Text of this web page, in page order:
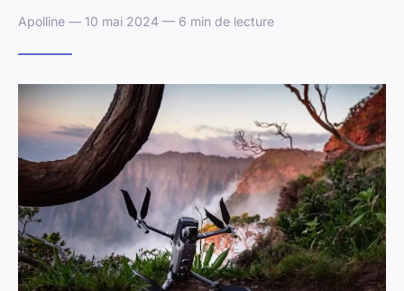
Apolline — 10 mai 2024 — 6 min de lecture